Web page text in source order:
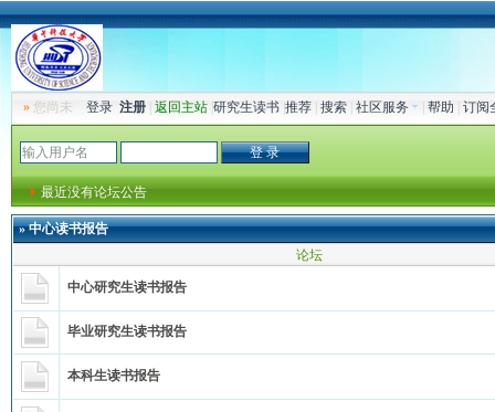
»您尚未 登录 注册| 返回主站| 研究生读书| 推荐| 搜索| 社区服务 帮助 订阅
最近没有论坛公告
»中心读书报告
论坛
中心研究生读书报告
毕业研究生读书报告
本科生读书报告